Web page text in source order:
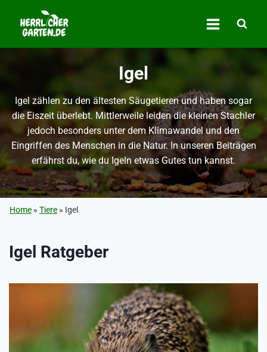
Inhalt
springen
Igel
Igel zählen zu den ältesten Säugetieren und haben sogar
die Eiszeit überlebt. Mittlerweile leiden die kleinen Stachler
jedoch besonders unter dem Klimawandel und den
Eingriffen des Menschen in die Natur. In unseren Beiträgen
erfährst du, wie du Igeln etwas Gutes tun kannst.
Home » Tiere » Igel
Igel Ratgeber